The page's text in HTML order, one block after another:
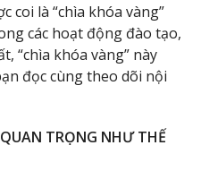
coi là “chìa khóa vàng”
các hoạt động đào tạo,
“chìa khóa vàng” này
đọc cùng theo dõi nội
TRỌNG NHƯ THẾ